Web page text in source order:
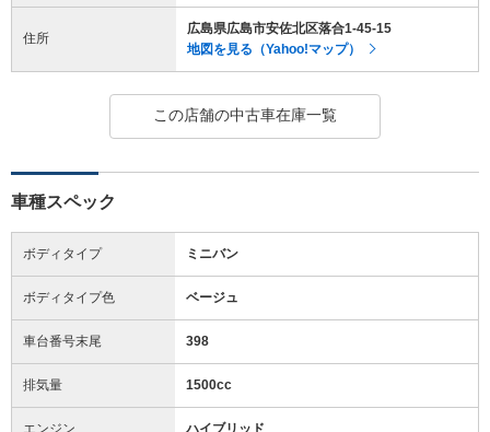
住所
広島県広島市安佐北区落合1-45-15
地図を見る（Yahoo!マップ）
この店舗の中古車在庫一覧
車種スペック
ボディタイプ ミニバン
ボディタイプ色 ベージュ
車台番号末尾 398
排気量 1500cc
エンジン ハイブリッド